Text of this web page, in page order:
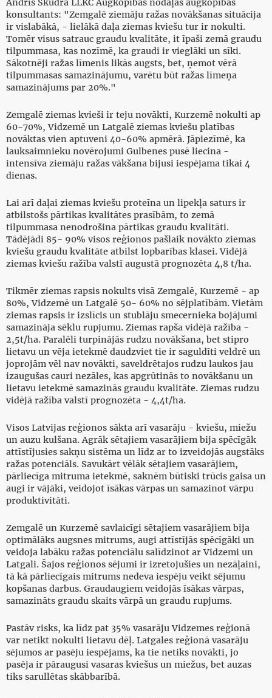
Andris Skudra LLKC Augkopības nodaļas augkopības
konsultants: "Zemgalē ziemāju ražas novākšanas situācija
ir vislabākā, - lielākā daļa ziemas kviešu tur ir nokulti.
Tomēr visus satrauc graudu kvalitāte, it īpaši zemā graudu
tilpummasa, kas nozīmē, ka graudi ir vieglāki un sīki.
Sākotnēji ražas līmenis likās augsts, bet, ņemot vērā
tilpummasas samazinājumu, varētu būt ražas līmeņa
samazinājums par 20%."
Zemgalē ziemas kvieši ir teju novākti, Kurzemē nokulti ap
60-70%, Vidzemē un Latgalē ziemas kviešu platības
novāktas vien aptuveni 40-60% apmērā. Jāpiezīmē, ka
lauksaimnieku novērojumi Gulbenes pusē liecina -
intensīva ziemāju ražas vākšana bijusi iespējama tikai 4
dienas.
Lai arī daļai ziemas kviešu proteīna un lipekļa saturs ir
atbilstošs pārtikas kvalitātes prasībām, to zemā
tilpummasa nenodrošina pārtikas graudu kvalitāti.
Tādējādi 85- 90% visos reģionos pašlaik novākto ziemas
kviešu graudu kvalitāte atbilst lopbarības klasei. Vidējā
ziemas kviešu ražība valstī augustā prognozēta 4,8 t/ha.
Tikmēr ziemas rapsis nokults visā Zemgalē, Kurzemē - ap
80%, Vidzemē un Latgalē 50- 60% no sējplatībām. Vietām
ziemas rapsis ir izslīcis un stublāju smecernieka bojājumi
samazināja sēklu rupjumu. Ziemas rapša vidējā ražība -
2,5t/ha. Paralēli turpinājās rudzu novākšana, bet stipro
lietavu un vēja ietekmē daudzviet tie ir saguldīti veldrē un
joprojām vēl nav novākti, saveldrētajos rudzu laukos jau
izaugušas cauri nezāles, kas apgrūtinās to novākšanu un
lietavu ietekmē samazinās graudu kvalitāte. Ziemas rudzu
vidējā ražība valstī prognozēta - 4,4t/ha.
Visos Latvijas reģionos sākta arī vasarāju - kviešu, miežu
un auzu kulšana. Agrāk sētajiem vasarājiem bija spēcīgāk
attīstījusies sakņu sistēma un līdz ar to izveidojās augstāks
ražas potenciāls. Savukārt vēlāk sētajiem vasarājiem,
pārliecīga mitruma ietekmē, saknēm būtiski trūcis gaisa un
augi ir vājāki, veidojot īsākas vārpas un samazinot vārpu
produktivitāti.
Zemgalē un Kurzemē savlaicīgi sētajiem vasarājiem bija
optimālāks augsnes mitrums, augi attīstījās spēcīgāki un
veidoja labāku ražas potenciālu salīdzinot ar Vidzemi un
Latgali. Šajos reģionos sējumi ir izretojušies un nezāļaini,
tā kā pārliecīgais mitrums nedeva iespēju veikt sējumu
kopšanas darbus. Graudaugiem veidojās īsākas vārpas,
samazināts graudu skaits vārpā un graudu rupjums.
Pastāv risks, ka līdz pat 35% vasarāju Vidzemes reģionā
var netikt nokulti lietavu dēļ. Latgales reģionā vasarāju
sējumos ar pasēju iespējams, ka tie netiks novākti, jo
pasēja ir pāraugusi vasaras kviešus un miežus, bet auzas
tiks sarullētas skābbarībā.